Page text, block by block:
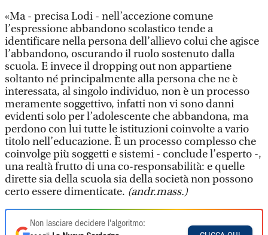
«Ma - precisa Lodi - nell’accezione comune
l’espressione abbandono scolastico tende a
identificare nella persona dell’allievo colui che agisce
l’abbandono, oscurando il ruolo sostenuto dalla
scuola. E invece il dropping out non appartiene
soltanto né principalmente alla persona che ne è
interessata, al singolo individuo, non è un processo
meramente soggettivo, infatti non vi sono danni
evidenti solo per l’adolescente che abbandona, ma
perdono con lui tutte le istituzioni coinvolte a vario
titolo nell’educazione. È un processo complesso che
coinvolge più soggetti e sistemi - conclude l’esperto -,
una realtà frutto di una co-responsabilità: e quelle
dirette sia della scuola sia della società non possono
certo essere dimenticate. (andr.mass.)
Non lasciare decidere l'algoritmo: